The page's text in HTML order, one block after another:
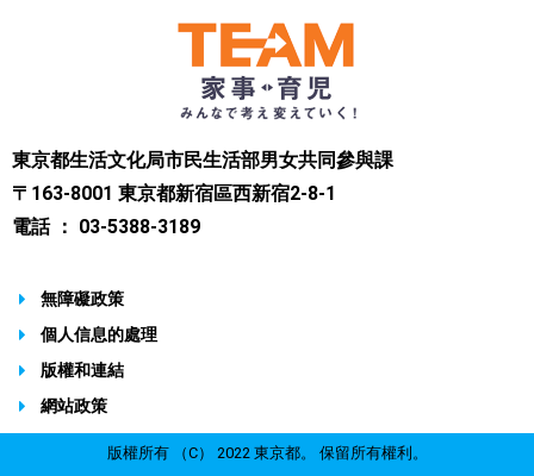
東京都生活文化局市民生活部男女共同參與課
〒163-8001 東京都新宿區西新宿2-8-1
電話 ： 03-5388-3189
無障礙政策
個人信息的處理
版權和連結
網站政策
版權所有 （C） 2022 東京都。 保留所有權利。